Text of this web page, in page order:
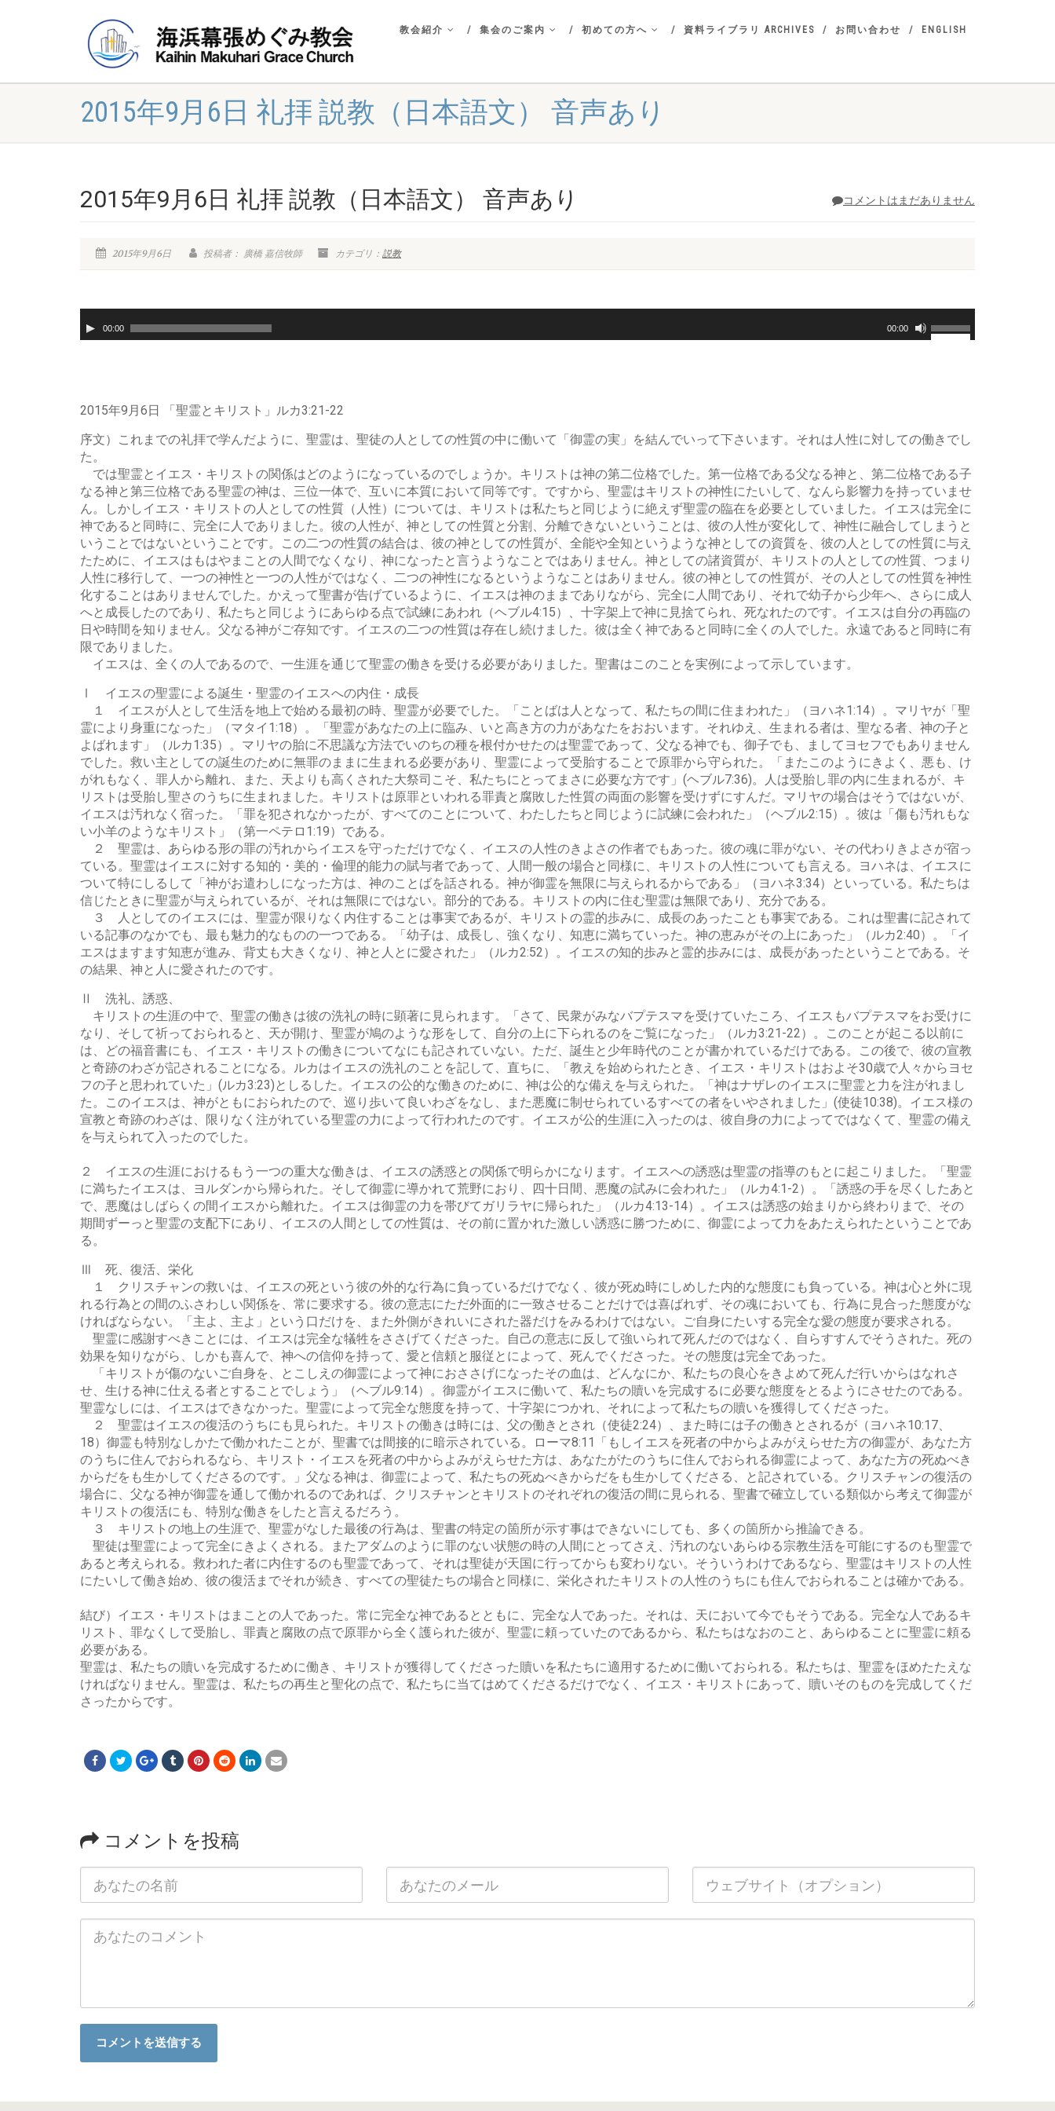
教会紹介 集会のご案内 初めての方へ 資料ライブラリ ARCHIVES お問い合わせ ENGLISH
2015年9月6日 礼拝 説教（日本語文） 音声あり
コメントはまだありません
2015年9月6日 礼拝 説教（日本語文） 音声あり
2015年9月6日 投稿者： 廣橋 嘉信牧師 カテゴリ： 説教
声
ヤ
ー
00:00 00:00
ボ
リ
に
上
下
矢
印
キ
ー
を
使
っ
て
い。
2015年9月6日 「聖霊とキリスト」ルカ3:21-22
序文）これまでの礼拝で学んだように、聖霊は、聖徒の人としての性質の中に働いて「御霊の実」を結んでいって下さいます。それは人性に対しての働きでし
た。
では聖霊とイエス・キリストの関係はどのようになっているのでしょうか。キリストは神の第二位格でした。第一位格である父なる神と、第二位格である子
なる神と第三位格である聖霊の神は、三位一体で、互いに本質において同等です。ですから、聖霊はキリストの神性にたいして、なんら影響力を持っていませ
ん。しかしイエス・キリストの人としての性質（人性）については、キリストは私たちと同じように絶えず聖霊の臨在を必要としていました。イエスは完全に
神であると同時に、完全に人でありました。彼の人性が、神としての性質と分割、分離できないということは、彼の人性が変化して、神性に融合してしまうと
いうことではないということです。この二つの性質の結合は、彼の神としての性質が、全能や全知というような神としての資質を、彼の人としての性質に与え
たために、イエスはもはやまことの人間でなくなり、神になったと言うようなことではありません。神としての諸資質が、キリストの人としての性質、つまり
人性に移行して、一つの神性と一つの人性がではなく、二つの神性になるというようなことはありません。彼の神としての性質が、その人としての性質を神性
化することはありませんでした。かえって聖書が告げているように、イエスは神のままでありながら、完全に人間であり、それで幼子から少年へ、さらに成人
へと成長したのであり、私たちと同じようにあらゆる点で試練にあわれ（ヘブル4:15）、十字架上で神に見捨てられ、死なれたのです。イエスは自分の再臨の
日や時間を知りません。父なる神がご存知です。イエスの二つの性質は存在し続けました。彼は全く神であると同時に全くの人でした。永遠であると同時に有
限でありました。
イエスは、全くの人であるので、一生涯を通じて聖霊の働きを受ける必要がありました。聖書はこのことを実例によって示しています。
Ⅰ イエスの聖霊による誕生・聖霊のイエスへの内住・成長
１ イエスが人として生活を地上で始める最初の時、聖霊が必要でした。「ことばは人となって、私たちの間に住まわれた」（ヨハネ1:14）。マリヤが「聖
霊により身重になった」（マタイ1:18）。「聖霊があなたの上に臨み、いと高き方の力があなたをおおいます。それゆえ、生まれる者は、聖なる者、神の子と
よばれます」（ルカ1:35）。マリヤの胎に不思議な方法でいのちの種を根付かせたのは聖霊であって、父なる神でも、御子でも、ましてヨセフでもありません
でした。救い主としての誕生のために無罪のままに生まれる必要があり、聖霊によって受胎することで原罪から守られた。「またこのようにきよく、悪も、け
がれもなく、罪人から離れ、また、天よりも高くされた大祭司こそ、私たちにとってまさに必要な方です」(ヘブル7:36)。人は受胎し罪の内に生まれるが、キ
リストは受胎し聖さのうちに生まれました。キリストは原罪といわれる罪責と腐敗した性質の両面の影響を受けずにすんだ。マリヤの場合はそうではないが、
イエスは汚れなく宿った。「罪を犯されなかったが、すべてのことについて、わたしたちと同じように試練に会われた」（ヘブル2:15）。彼は「傷も汚れもな
い小羊のようなキリスト」（第一ペテロ1:19）である。
２ 聖霊は、あらゆる形の罪の汚れからイエスを守っただけでなく、イエスの人性のきよさの作者でもあった。彼の魂に罪がない、その代わりきよさが宿っ
ている。聖霊はイエスに対する知的・美的・倫理的能力の賦与者であって、人間一般の場合と同様に、キリストの人性についても言える。ヨハネは、イエスに
ついて特にしるして「神がお遣わしになった方は、神のことばを話される。神が御霊を無限に与えられるからである」（ヨハネ3:34）といっている。私たちは
信じたときに聖霊が与えられているが、それは無限にではない。部分的である。キリストの内に住む聖霊は無限であり、充分である。
３ 人としてのイエスには、聖霊が限りなく内住することは事実であるが、キリストの霊的歩みに、成長のあったことも事実である。これは聖書に記されて
いる記事のなかでも、最も魅力的なものの一つである。「幼子は、成長し、強くなり、知恵に満ちていった。神の恵みがその上にあった」（ルカ2:40）。「イ
エスはますます知恵が進み、背丈も大きくなり、神と人とに愛された」（ルカ2:52）。イエスの知的歩みと霊的歩みには、成長があったということである。そ
の結果、神と人に愛されたのです。
Ⅱ 洗礼、誘惑、
キリストの生涯の中で、聖霊の働きは彼の洗礼の時に顕著に見られます。「さて、民衆がみなバプテスマを受けていたころ、イエスもバプテスマをお受けに
なり、そして祈っておられると、天が開け、聖霊が鳩のような形をして、自分の上に下られるのをご覧になった」（ルカ3:21-22）。このことが起こる以前に
は、どの福音書にも、イエス・キリストの働きについてなにも記されていない。ただ、誕生と少年時代のことが書かれているだけである。この後で、彼の宣教
と奇跡のわざが記されることになる。ルカはイエスの洗礼のことを記して、直ちに、「教えを始められたとき、イエス・キリストはおよそ30歳で人々からヨセ
フの子と思われていた」(ルカ3:23)としるした。イエスの公的な働きのために、神は公的な備えを与えられた。「神はナザレのイエスに聖霊と力を注がれまし
た。このイエスは、神がともにおられたので、巡り歩いて良いわざをなし、また悪魔に制せられているすべての者をいやされました」(使徒10:38)。イエス様の
宣教と奇跡のわざは、限りなく注がれている聖霊の力によって行われたのです。イエスが公的生涯に入ったのは、彼自身の力によってではなくて、聖霊の備え
を与えられて入ったのでした。
２ イエスの生涯におけるもう一つの重大な働きは、イエスの誘惑との関係で明らかになります。イエスへの誘惑は聖霊の指導のもとに起こりました。「聖霊
に満ちたイエスは、ヨルダンから帰られた。そして御霊に導かれて荒野におり、四十日間、悪魔の試みに会われた」（ルカ4:1-2）。「誘惑の手を尽くしたあと
で、悪魔はしばらくの間イエスから離れた。イエスは御霊の力を帯びてガリラヤに帰られた」（ルカ4:13-14）。イエスは誘惑の始まりから終わりまで、その
期間ずーっと聖霊の支配下にあり、イエスの人間としての性質は、その前に置かれた激しい誘惑に勝つために、御霊によって力をあたえられたということであ
る。
Ⅲ 死、復活、栄化
１ クリスチャンの救いは、イエスの死という彼の外的な行為に負っているだけでなく、彼が死ぬ時にしめした内的な態度にも負っている。神は心と外に現
れる行為との間のふさわしい関係を、常に要求する。彼の意志にただ外面的に一致させることだけでは喜ばれず、その魂においても、行為に見合った態度がな
ければならない。「主よ、主よ」という口だけを、また外側がきれいにされた器だけをみるわけではない。ご自身にたいする完全な愛の態度が要求される。
聖霊に感謝すべきことには、イエスは完全な犠牲をささげてくださった。自己の意志に反して強いられて死んだのではなく、自らすすんでそうされた。死の
効果を知りながら、しかも喜んで、神への信仰を持って、愛と信頼と服従とによって、死んでくださった。その態度は完全であった。
「キリストが傷のないご自身を、とこしえの御霊によって神におささげになったその血は、どんなにか、私たちの良心をきよめて死んだ行いからはなれさ
せ、生ける神に仕える者とすることでしょう」（ヘブル9:14）。御霊がイエスに働いて、私たちの贖いを完成するに必要な態度をとるようにさせたのである。
聖霊なしには、イエスはできなかった。聖霊によって完全な態度を持って、十字架につかれ、それによって私たちの贖いを獲得してくださった。
２ 聖霊はイエスの復活のうちにも見られた。キリストの働きは時には、父の働きとされ（使徒2:24）、また時には子の働きとされるが（ヨハネ10:17、
18）御霊も特別なしかたで働かれたことが、聖書では間接的に暗示されている。ローマ8:11「もしイエスを死者の中からよみがえらせた方の御霊が、あなた方
のうちに住んでおられるなら、キリスト・イエスを死者の中からよみがえらせた方は、あなたがたのうちに住んでおられる御霊によって、あなた方の死ぬべき
からだをも生かしてくださるのです。」父なる神は、御霊によって、私たちの死ぬべきからだをも生かしてくださる、と記されている。クリスチャンの復活の
場合に、父なる神が御霊を通して働かれるのであれば、クリスチャンとキリストのそれぞれの復活の間に見られる、聖書で確立している類似から考えて御霊が
キリストの復活にも、特別な働きをしたと言えるだろう。
３ キリストの地上の生涯で、聖霊がなした最後の行為は、聖書の特定の箇所が示す事はできないにしても、多くの箇所から推論できる。
聖徒は聖霊によって完全にきよくされる。またアダムのように罪のない状態の時の人間にとってさえ、汚れのないあらゆる宗教生活を可能にするのも聖霊で
あると考えられる。救われた者に内住するのも聖霊であって、それは聖徒が天国に行ってからも変わりない。そういうわけであるなら、聖霊はキリストの人性
にたいして働き始め、彼の復活までそれが続き、すべての聖徒たちの場合と同様に、栄化されたキリストの人性のうちにも住んでおられることは確かである。
結び）イエス・キリストはまことの人であった。常に完全な神であるとともに、完全な人であった。それは、天において今でもそうである。完全な人であるキ
リスト、罪なくして受胎し、罪責と腐敗の点で原罪から全く護られた彼が、聖霊に頼っていたのであるから、私たちはなおのこと、あらゆることに聖霊に頼る
必要がある。
聖霊は、私たちの贖いを完成するために働き、キリストが獲得してくださった贖いを私たちに適用するために働いておられる。私たちは、聖霊をほめたたえな
ければなりません。聖霊は、私たちの再生と聖化の点で、私たちに当てはめてくださるだけでなく、イエス・キリストにあって、贖いそのものを完成してくだ
さったからです。
コメントを投稿